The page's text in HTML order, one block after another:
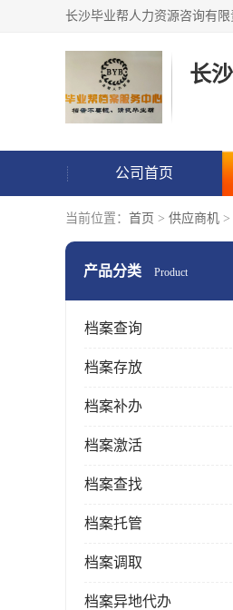
公司首页
当前位置： 首页 > 供应商机 >
产品分类 Product
档案查询
档案存放
档案补办
档案激活
档案查找
档案托管
档案调取
档案异地代办